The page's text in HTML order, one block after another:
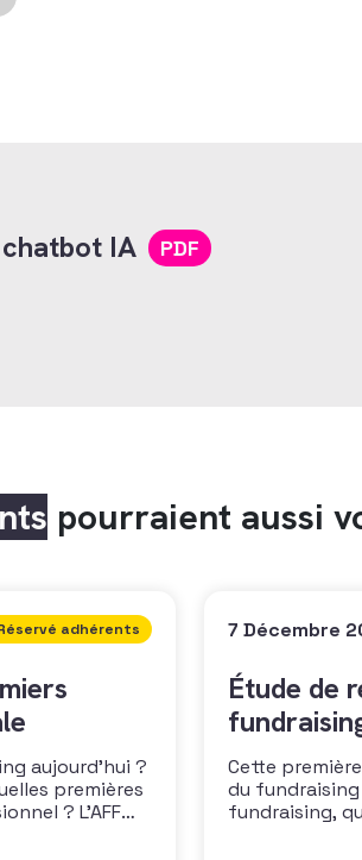
IA PDF
pourraient aussi
adhérents
aujourd’hui ?
premières
? L’AFF
7 Décembre
Étude de
Cette
du
fundraising,